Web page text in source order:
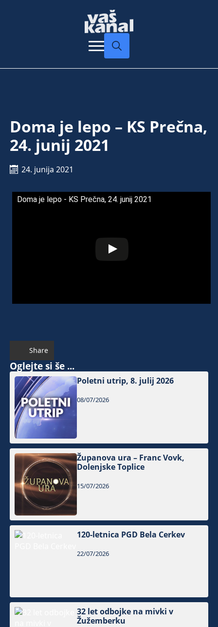
Doma je lepo – KS Prečna,
24. junij 2021
24. junija 2021
Doma je lepo - KS Prečna, 24. junij 2021
Share
Oglejte si še ...
Poletni utrip, 8. julij 2026
08/07/2026
Županova ura – Franc Vovk,
Dolenjske Toplice
15/07/2026
120-letnica PGD Bela Cerkev
22/07/2026
32 let odbojke na mivki v
Žužemberku